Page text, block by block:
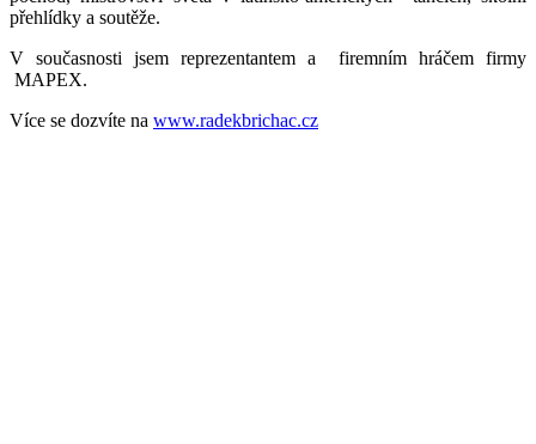
přehlídky a soutěže.
V současnosti jsem reprezentantem a firemním hráčem firmy
MAPEX.
Více se dozvíte na www.radekbrichac.cz